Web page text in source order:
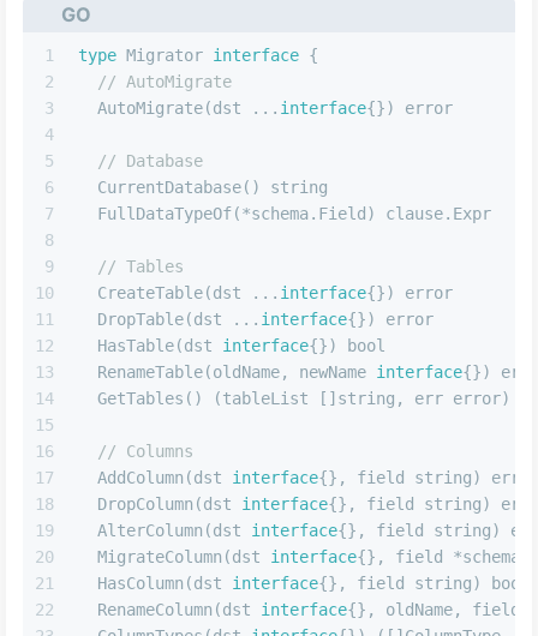
GO
1
2
3
4
5
6
7
8
9
10
11
12
13
14
15
16
17
18
19
20
21
22
type Migrator interface {
// AutoMigrate
  AutoMigrate(dst ...
interface{}) error
// Database
  CurrentDatabase()
string
  FullDataTypeOf(*schema.Field) clause.Expr
// Tables
  CreateTable(dst ...
interface{}) error
  DropTable(dst ...
interface{}) error
  HasTable(dst
interface{})
bool
  RenameTable(oldName, newName
interface{})
  GetTables() (tableList []
string , err error)
// Columns
  AddColumn(dst
interface{}, field string) error
  DropColumn(dst
interface{}, field string)
  AlterColumn(dst
interface{}, field string)
  MigrateColumn(dst
interface{}, field
  HasColumn(dst
interface{}, field string)
bool
  RenameColumn(dst
interface{}, oldName, field